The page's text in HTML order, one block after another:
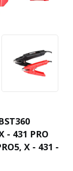
- 431 PRO
X - 431 -